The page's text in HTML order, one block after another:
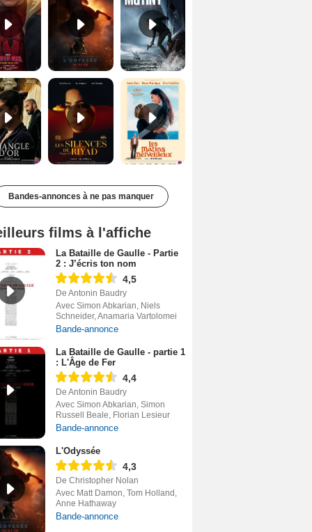
Les Silences de Riyad Bande-annonce VO STFR Les Matins merveilleux Bande-annonce VF
Bandes-annonces à ne pas manquer
films à l'affiche
La Bataille de Gaulle - Partie
2 : J’écris ton nom
4,5
De Antonin Baudry
Avec Simon Abkarian, Niels
Schneider, Anamaria Vartolomei
Bande-annonce
La Bataille de Gaulle - partie 1
: L'Âge de Fer
4,4
De Antonin Baudry
Avec Simon Abkarian, Simon
Russell Beale, Florian Lesieur
Bande-annonce
L'Odyssée
4,3
De Christopher Nolan
Avec Matt Damon, Tom Holland,
Anne Hathaway
Bande-annonce